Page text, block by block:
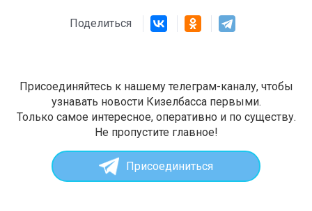
Поделиться
Присоединяйтесь к нашему телеграм-каналу, чтобы
узнавать новости Кизелбасса первыми.
Только самое интересное, оперативно и по существу.
Не пропустите главное!
Присоединиться